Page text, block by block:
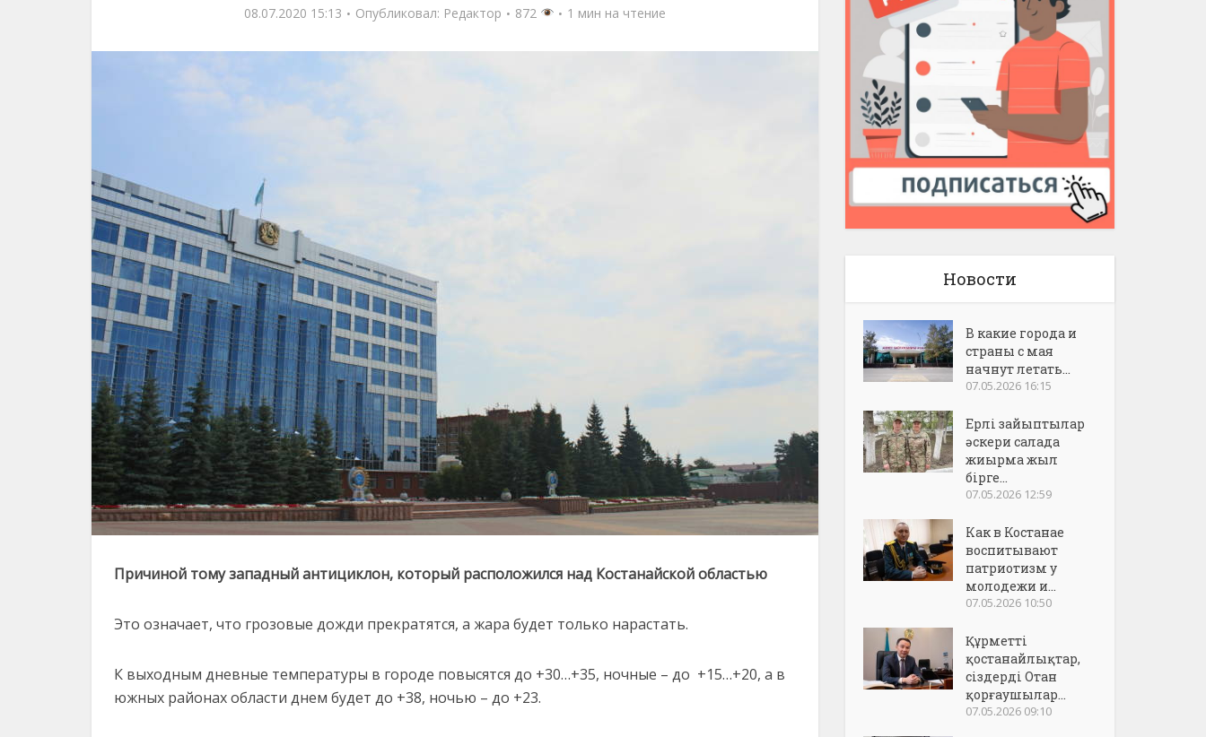
08.07.2020 15:13 Опубликовал: Редактор 872 1 мин на чтение
Причиной тому западный антициклон, который расположился над Костанайской областью
Это означает, что грозовые дожди прекратятся, а жара будет только нарастать.
К выходным дневные температуры в городе повысятся до +30…+35, ночные – до +15…+20, а в
южных районах области днем будет до +38, ночью – до +23.
Новости
В какие города и
страны с мая
начнут летать...
07.05.2026 16:15
Ерлі зайыптылар
әскери салада
жиырма жыл
бірге...
07.05.2026 12:59
Как в Костанае
воспитывают
патриотизм у
молодежи и...
07.05.2026 10:50
Құрметті
қостанайлықтар,
сіздерді Отан
қорғаушылар...
07.05.2026 09:10